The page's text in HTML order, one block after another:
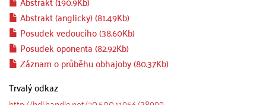
Abstrakt (anglicky) (81.49Kb)
Posudek vedoucího (38.60Kb)
Posudek oponenta (82.92Kb)
Záznam o průběhu obhajoby (80.37Kb)
Trvalý odkaz